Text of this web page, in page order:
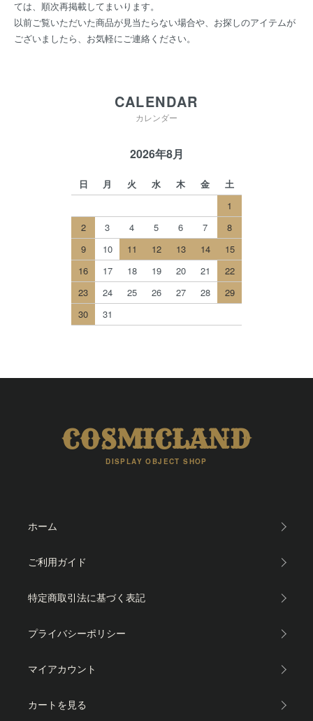
ては、順次再掲載してまいります。
以前ご覧いただいた商品が見当たらない場合や、お探しのアイテムが
ございましたら、お気軽にご連絡ください。
CALENDAR
カレンダー
2026年8月
日 月 火 水 木 金
土
1
2
3 4 5 6 7
8
9
10 11 12 13 14
15
16
17 18 19 20 21
22
23
24 25 26 27 28
29
30
31
COSMICLAND
DISPLAY OBJECT SHOP
ホーム
ご利用ガイド
特定商取引法に基づく表記
プライバシーポリシー
マイアカウント
カートを見る